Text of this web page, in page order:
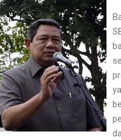
Negeri Medan, Prof.
mengurai fakta bahwa
Karo dan Suku Mela...